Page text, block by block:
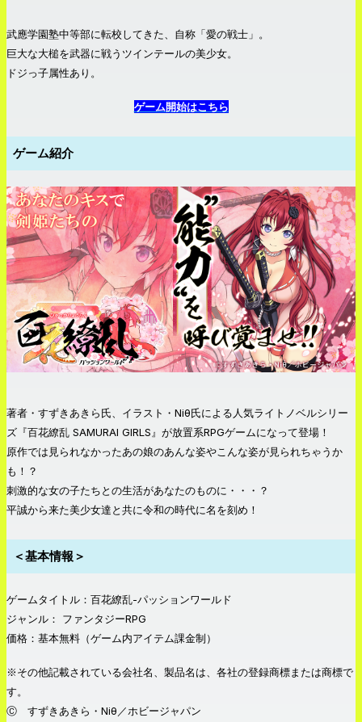
武應学園塾中等部に転校してきた、自称「愛の戦士」。
巨大な大槌を武器に戦うツインテールの美少女。
ドジっ子属性あり。
ゲーム開始はこちら
ゲーム紹介
著者・すずきあきら氏、イラスト・Niθ氏による人気ライトノベルシリー
ズ『百花繚乱 SAMURAI GIRLS』が放置系RPGゲームになって登場！
原作では見られなかったあの娘のあんな姿やこんな姿が見られちゃうか
も！？
刺激的な女の子たちとの生活があなたのものに・・・？
平誠から来た美少女達と共に令和の時代に名を刻め！
＜基本情報＞
ゲームタイトル：百花繚乱-パッションワールド
ジャンル： ファンタジーRPG
価格：基本無料（ゲーム内アイテム課金制）
※その他記載されている会社名、製品名は、各社の登録商標または商標で
す。
Ⓒ すずきあきら・Niθ／ホビージャパン